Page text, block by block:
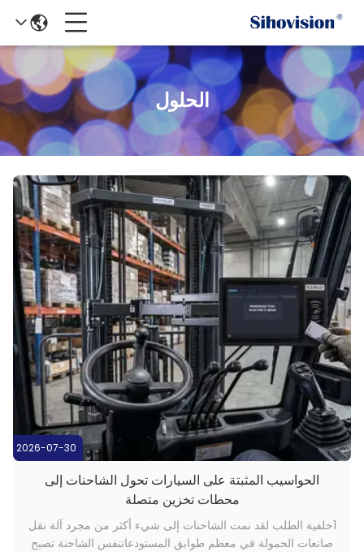
الحلول
2026-07-30
الحواسيب المثبتة على السيارات تحول الشاحنات إلى
محطات تخزين متصلة
1خلفية الطلب لقد نمت الشاحنات إلى شيء أكثر من مجرد آلة نقل
صانعات الحمولة في معظم طوابق المستودعاتنفس الشاحنة تصبح